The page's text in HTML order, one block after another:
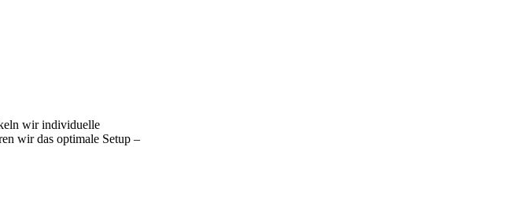
wir individuelle
wir das optimale Setup –